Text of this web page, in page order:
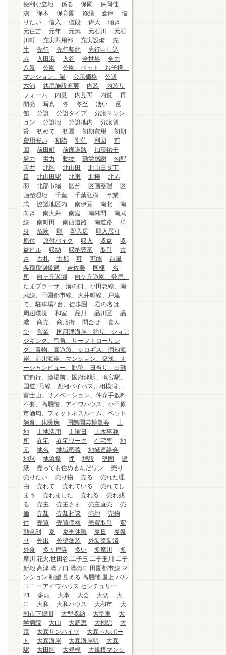
便利な立地
係る 保岡
保岡佳
潔
保木 保育園 修繕 倉庫
借
りたい
借入 値段 偉大
傾き
元住吉
元年 元気 元石川
元石
川町
充実共用部 充実設備
先
生
先行 先行契約
先行申し込
み
入田浜 入谷 全世界
全力
八景
公園
公園、ペット、お子様、
マンション、猫
公示価格
公道
六浦
共用施設充実 内装
内装リ
フォーム
内見 内見可 内覧
再
開発
写真 冬 冬至 凄い
函
館
分譲 分譲タイプ
分譲マンシ
ョン
分譲地 分譲地内
分譲賃
貸
初めて 初夏 初期費用
初期
費用安い
初詣 別荘 利回
前
回
前田町 前面道路
加藤祐子
努力
労力 動物 勤労感謝
勾配
天井
北区 北山田
北山田６丁
目
北山田駅 北東 北極
北赤
羽
北部市場 区分 区画整理
区
画整理地
千葉 千葉弘樹
卒業
式
協議地区内 南伊豆 南北
南
向き
南大井 南庭 南林間
南武
線
南町田 南西道路 南道路
単
身
危険 即 即入居
即入居可
原付
原付バイク 収入 収益
収
益ビル
収納 収納豊富 取引
古
さ
古札 古都 可 可能
台風
各種税制優遇
吉佐美 同棲
名
所
向ヶ丘遊園
向ケ丘遊園、登戸、
たまプラーザ、溝の口、小田急線、南
武線、田園都市線、大井町線、戸建
て、駐車場2台、徒歩圏
君の名は
周辺環境
和室 品川 品川区
品
濃
商売 商店街 問合せ
喜ん
で
営業
国府津海岸、釣り、ショア
ジギング、弓角、サーフトローリン
グ、青物、回遊魚、シロギス、酒匂海
岸、前川海岸、マンション、築浅、オ
ーシャンビュー、眺望、日当り、出勤
前釣行、漁場前、国府津駅、鴨宮駅、
国道1号線、西湘バイパス、相模湾、
富士山、リノベーション、仲介手数料
不要、高層階、アイワハウス、小田原
市酒匂、フィットネスルーム、ペット
飼育、床暖房
国際園芸博覧会
土
地
土地活用 土曜日
土木事務
所
在宅 在宅ワーク 在宅率
地
元
地名 地域密着
地域連絡会
地球
地鎮祭 坪 埋設 堅固
壁
紙
売っても住めるんだワン
売り
売りたい
売り物 売る
売れた理
由
売れて 売れている
売れてし
まう
売れました 売れる
売れ残
る
売主 売主さま 売主直売
売
価
売却 売却相談 売地
売物
件
売買 売買価格 売買取引
変
動金利
夏 夏季休暇 夏日
夏祭
り
外出 外壁塗装
外装塗装済
外食
多々戸浜 多い 多摩川
多
摩川.花火.世田谷.二子玉.二子玉川.二子
新地.高津.溝ノ口.溝の口.田園都市線.マ
ンション.眺望.見える.高層階.屋上.バル
コニー.アイワハウス.センチュリー
21
多頭 大事 大会 大切
大
口
大和 大和ハウス 大和市
大
和市下鶴間
大型収納 大型車
大
学病院
大山 大庭恵 大掃除
大
森
大森サンハイツ
大森ベルポー
ト
大森海岸 大森海岸駅
大森
駅
大田区 大規模
大規模マンシ